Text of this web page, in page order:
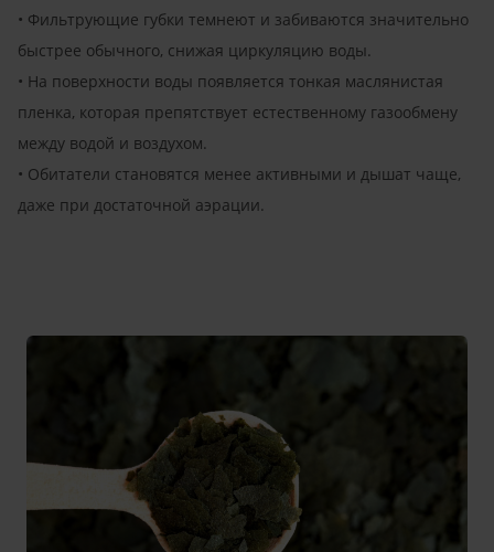
• Фильтрующие губки темнеют и забиваются значительно
быстрее обычного, снижая циркуляцию воды.
• На поверхности воды появляется тонкая маслянистая
пленка, которая препятствует естественному газообмену
между водой и воздухом.
• Обитатели становятся менее активными и дышат чаще,
даже при достаточной аэрации.